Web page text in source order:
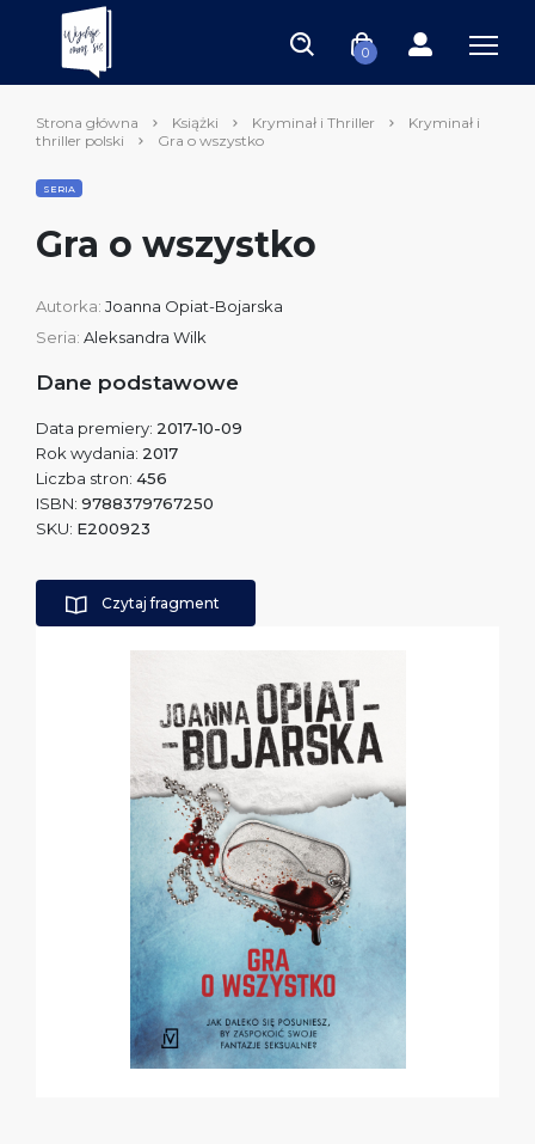
0
Strona główna Książki Kryminał i Thriller
Kryminał i
thriller polski
Gra o wszystko
SERIA
Gra o wszystko
Autorka: Joanna Opiat-Bojarska
Seria: Aleksandra Wilk
Dane podstawowe
Data premiery: 2017-10-09
Rok wydania: 2017
Liczba stron: 456
ISBN: 9788379767250
SKU: E200923
Czytaj fragment